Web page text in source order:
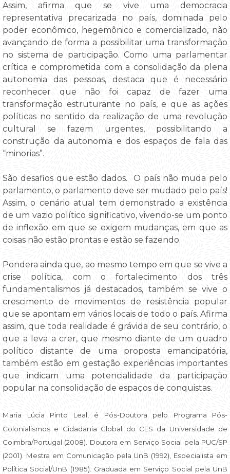
Assim, afirma que se vive uma democracia
representativa precarizada no país, dominada pelo
poder econômico, hegemônico e comercializado, não
avançando de forma a possibilitar uma transformação
no sistema de participação. Como uma parlamentar
crítica e comprometida com a consolidação da plena
autonomia das pessoas, destaca que é necessário
reconhecer que não foi capaz de fazer uma
transformação estruturante no país, e que as ações
políticas no sentido da realização de uma revolução
cultural se fazem urgentes, possibilitando a
construção da autonomia e dos espaços de fala das
“minorias”.
São desafios que estão dados. O país não muda pelo
parlamento, o parlamento deve ser mudado pelo país!
Assim, o cenário atual tem demonstrado a existência
de um vazio político significativo, vivendo-se um ponto
de inflexão em que se exigem mudanças, em que as
coisas não estão prontas e estão se fazendo.
Pondera ainda que, ao mesmo tempo em que se vive a
crise política, com o fortalecimento dos três
fundamentalismos já destacados, também se vive o
crescimento de movimentos de resistência popular
que se apontam em vários locais de todo o país. Afirma
assim, que toda realidade é grávida de seu contrário, o
que a leva a crer, que mesmo diante de um quadro
político distante de uma proposta emancipatória,
também estão em gestação experiências importantes
que indicam uma potencialidade da participação
popular na consolidação de espaços de conquistas.
Maria Lúcia Pinto Leal, é Pós-Doutora pelo Programa Pós-
Colonialismos e Cidadania Global do CES da Universidade de
Coimbra/Portugal (2008). Doutora em Serviço Social pela PUC/SP
(2001). Mestra em Comunicação pela UnB (1992), Especialista em
Política Social/UnB (1985). Graduada em Serviço Social pela UnB